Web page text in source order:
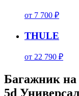
от 7 700 ₽
THULE
от 22 790 ₽
Багажник
5d